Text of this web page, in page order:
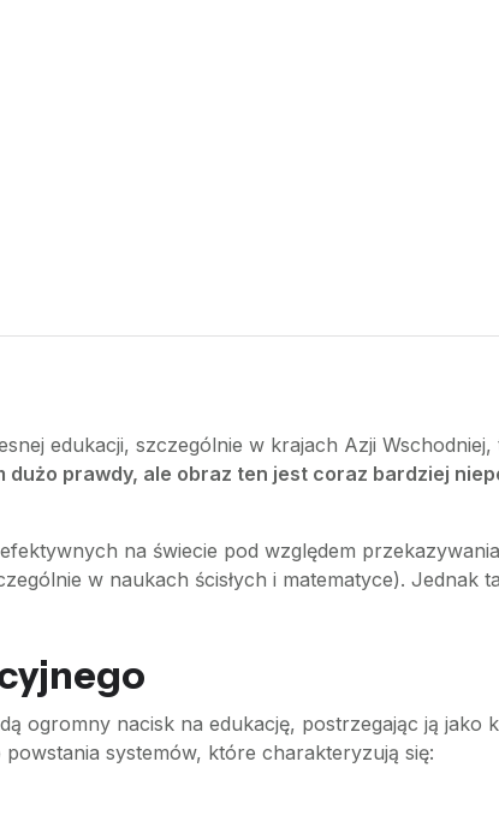
edukacji, szczególnie w krajach Azji Wschodniej,
dużo prawdy, ale obraz ten jest coraz bardziej
na świecie pod względem
w naukach ścisłych i matematyce). Jednak
ogromny nacisk na edukację, postrzegając ją jako
systemów, które charakteryzują się: